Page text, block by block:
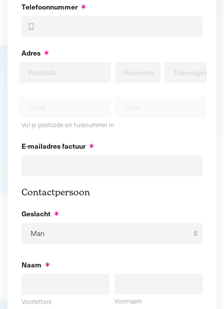
Telefoonnummer
Adres
Vul je postcode en huisnummer in
E-mailadres factuur
Contactpersoon
Geslacht
Naam
Voorletters Voornaam